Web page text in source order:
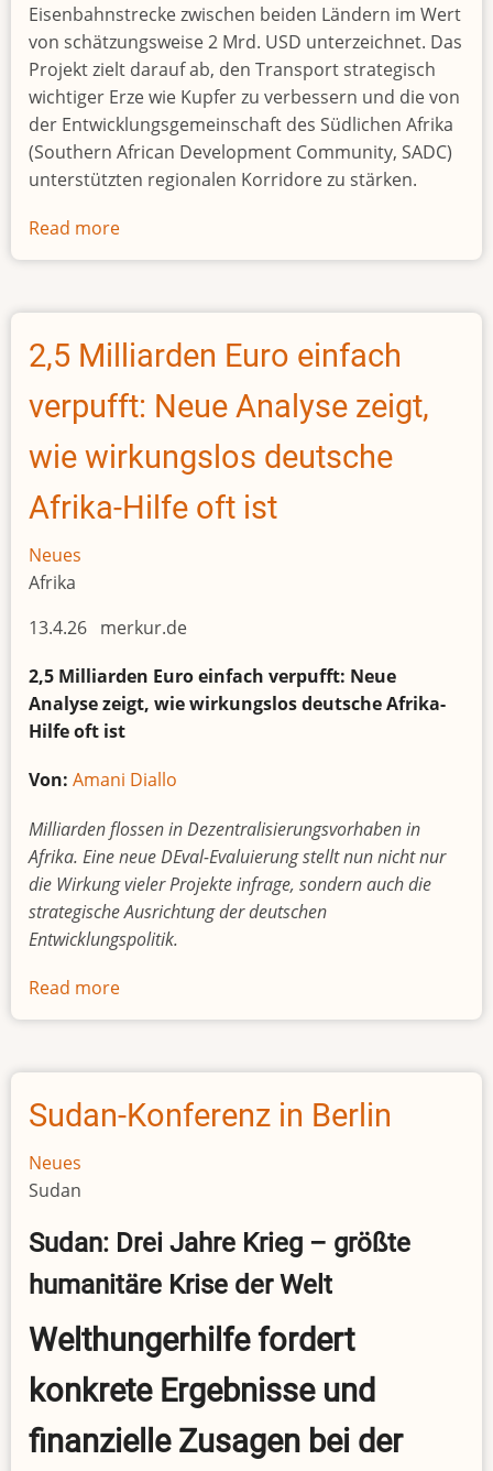
Eisenbahnstrecke zwischen beiden Ländern im Wert
von schätzungsweise 2 Mrd. USD unterzeichnet. Das
Projekt zielt darauf ab, den Transport strategisch
wichtiger Erze wie Kupfer zu verbessern und die von
der Entwicklungsgemeinschaft des Südlichen Afrika
(Southern African Development Community, SADC)
unterstützten regionalen Korridore zu stärken.
Read more
Absichtserklärung
neue
Eisenbahnstrecke
Kafue
-
Lion's
Den
2,5 Milliarden Euro einfach
verpufft: Neue Analyse zeigt,
wie wirkungslos deutsche
Afrika-Hilfe oft ist
Neues
Afrika
13.4.26 merkur.de
2,5 Milliarden Euro einfach verpufft: Neue
Analyse zeigt, wie wirkungslos deutsche Afrika-
Hilfe oft ist
Von: Amani Diallo
Milliarden flossen in Dezentralisierungsvorhaben in
Afrika. Eine neue DEval-Evaluierung stellt nun nicht nur
die Wirkung vieler Projekte infrage, sondern auch die
strategische Ausrichtung der deutschen
Entwicklungspolitik.
Read more
2,5
Euro
einfach
verpufft:
wie
deutsche
Hilfe
oft
ist
Sudan-Konferenz in Berlin
Neues
Sudan
Sudan: Drei Jahre Krieg – größte
humanitäre Krise der Welt
Welthungerhilfe fordert
konkrete Ergebnisse und
finanzielle Zusagen bei der